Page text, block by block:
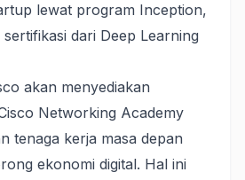
lewat program Inception,
dari Deep Learning
akan menyediakan
Networking Academy
tenaga kerja masa depan
ekonomi digital. Hal ini